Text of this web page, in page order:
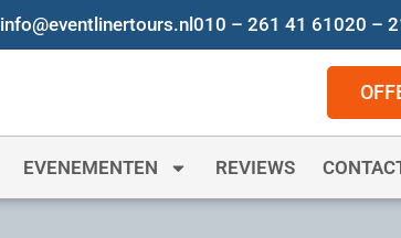
info@eventlinertours.nl 010 – 261 41 61020 –
EVENEMENTEN REVIEWS